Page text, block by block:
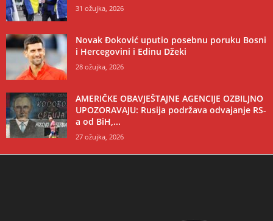
31 ožujka, 2026
Novak Đoković uputio posebnu poruku Bosni
i Hercegovini i Edinu Džeki
28 ožujka, 2026
AMERIČKE OBAVJEŠTAJNE AGENCIJE OZBILJNO
UPOZORAVAJU: Rusija podržava odvajanje RS-
a od BiH,...
27 ožujka, 2026